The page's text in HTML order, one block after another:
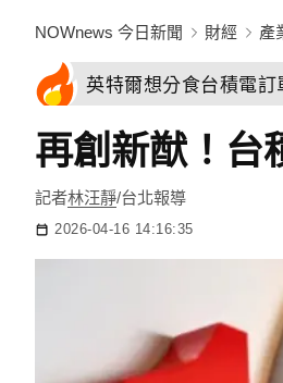
NOWnews 今日新聞 財經 產
英特爾想分食台積電
再創新猷！
記者林汪靜/台北報導
2026-04-16 14:16:35